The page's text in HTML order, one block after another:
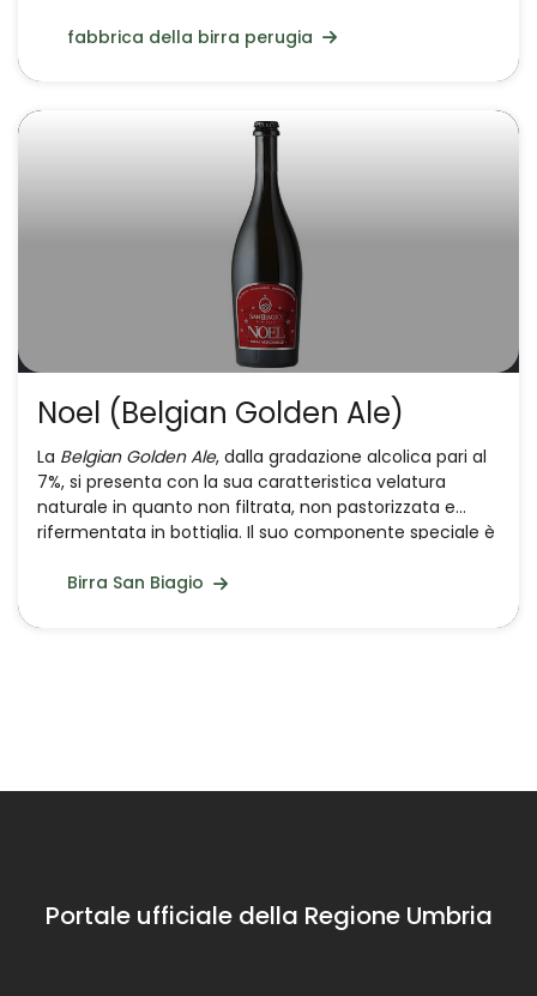
fabbrica della birra perugia
Noel (Belgian Golden Ale)
La Belgian Golden Ale, dalla gradazione alcolica pari al
7%, si presenta con la sua caratteristica velatura
naturale in quanto non filtrata, non pastorizzata e
rifermentata in bottiglia. Il suo componente speciale è
ingredienti fondamentali, quali l’acqua di Nocera
Birra San Biagio
Portale ufficiale della Regione Umbria